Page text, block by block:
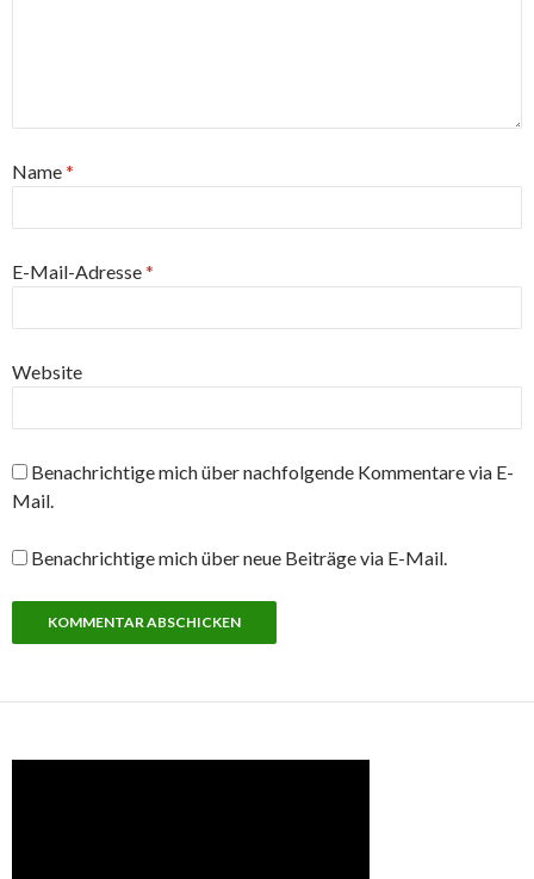
Name*
E-Mail-Adresse*
Website
Benachrichtige mich über nachfolgende Kommentare via E-
Mail.
Benachrichtige mich über neue Beiträge via E-Mail.